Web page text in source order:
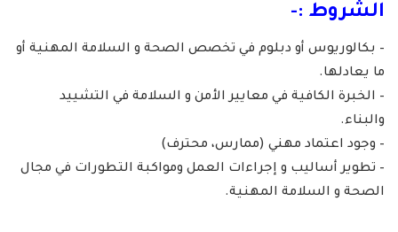
الشروط :-
– بكالوريوس أو دبلوم في تخصص الصحة و السلامة المهنية أو
ما يعادلها.
– الخبرة الكافية في معايير الأمن و السلامة في التشييد
والبناء.
– وجود اعتماد مهني (ممارس، محترف)
– تطوير أساليب و إجراءات العمل ومواكبة التطورات في مجال
الصحة و السلامة المهنية.